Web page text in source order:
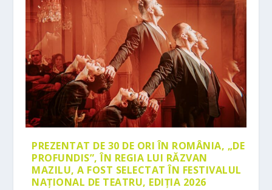
PREZENTAT DE 30 DE ORI ÎN ROMÂNIA, „DE
PROFUNDIS”, ÎN REGIA LUI RĂZVAN
MAZILU, A FOST SELECTAT ÎN FESTIVALUL
NAȚIONAL DE TEATRU, EDIȚIA 2026